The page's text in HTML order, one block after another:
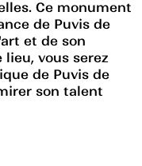
Ce monument
de Puvis de
et de son
vous serez
de Puvis de
son talent